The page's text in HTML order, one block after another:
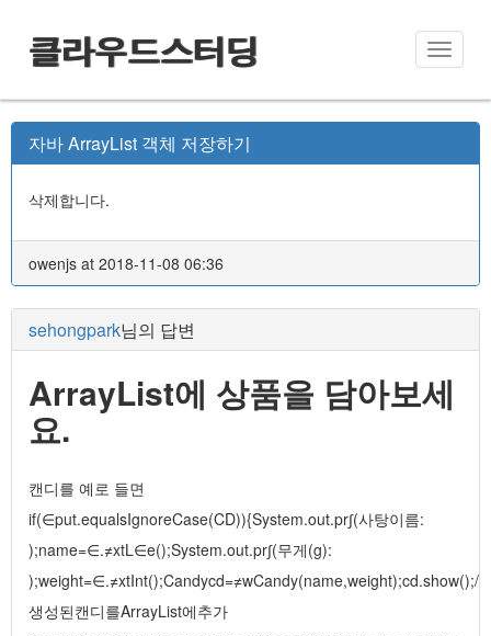
Toggle
클라우드스터딩
자바 ArrayList 객체 저장하기
삭제합니다.
owenjs at 2018-11-08 06:36
sehongpark님의 답변
ArrayList에 상품을 담아보세
요.
캔디를 예로 들면
if(∈put.equalsIgnoreCase(CD)){System.out.pr∫(사탕이름:
);name=∈.≠xtL∈e();System.out.pr∫(무게(g):
);weight=∈.≠xtInt();Candycd=≠wCandy(name,weight);cd.show();/
생성된캔디를ArrayList에추가